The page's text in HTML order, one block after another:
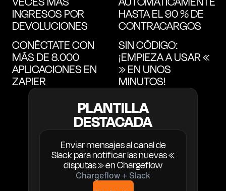
INGRESOS POR
DEVOLUCIONES
HASTA EL 90 % DE
CONTRACARGOS
CONÉCTATE CON
MÁS DE 8.000
APLICACIONES EN
ZAPIER
SIN CÓDIGO:
¡EMPIEZA A USAR «
» EN UNOS
MINUTOS!
PLANTILLA
DESTACADA
Enviar mensajes al canal de
Slack para notificar las nuevas «
disputas » en Chargeflow
Chargeflow + Slack